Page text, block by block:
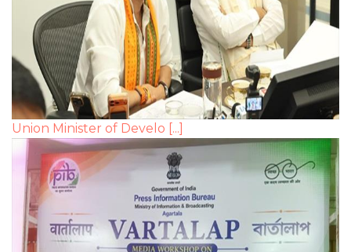
Union Minister of Develo [...]